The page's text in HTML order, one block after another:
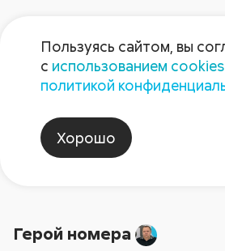
Газета
Газета №5 2024
2026 2025
Герой номера
2026 2025
Герой номера
Пользуясь сайтом, вы
с использованием cookies
политикой
Хорошо